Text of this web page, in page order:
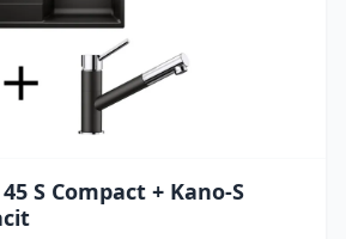
S Compact + Kano-S